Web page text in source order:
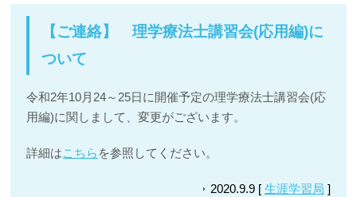
【ご連絡】 理学療法士講習会(応用編)に
ついて
令和2年10月24～25日に開催予定の理学療法士講習会(応
用編)に関しまして、変更がございます。
詳細はこちら を参照してください。
2020.9.9 [ 生涯学習局 ]